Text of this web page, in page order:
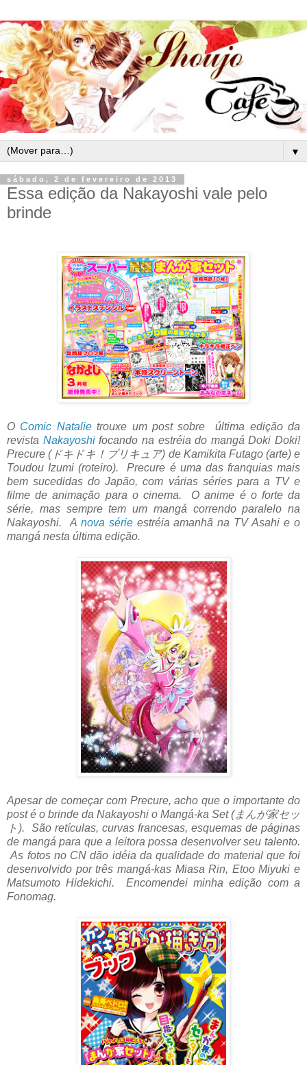
▼
sábado, 2 de fevereiro de 2013
Essa edição da Nakayoshi vale pelo
brinde
O Comic Natalietrouxe um post sobre última edição da
revista Nakayoshifocando na estréia do mangá Doki Doki!
Precure (ドキドキ！プリキュア) de Kamikita Futago (arte) e
Toudou Izumi (roteiro). Precure é uma das franquias mais
bem sucedidas do Japão, com várias séries para a TV e
filme de animação para o cinema. O anime é o forte da
série, mas sempre tem um mangá correndo paralelo na
Nakayoshi. A nova sérieestréia amanhã na TV Asahi e o
mangá nesta última edição.
Apesar de começar com Precure, acho que o importante do
post é o brinde da Nakayoshi o Mangá-ka Set (まんが家セッ
ト). São retículas, curvas francesas, esquemas de páginas
de mangá para que a leitora possa desenvolver seu talento.
As fotos no CN dão idéia da qualidade do material que foi
desenvolvido por três mangá-kas Miasa Rin, Etoo Miyuki e
Matsumoto Hidekichi. Encomendei minha edição com a
Fonomag.